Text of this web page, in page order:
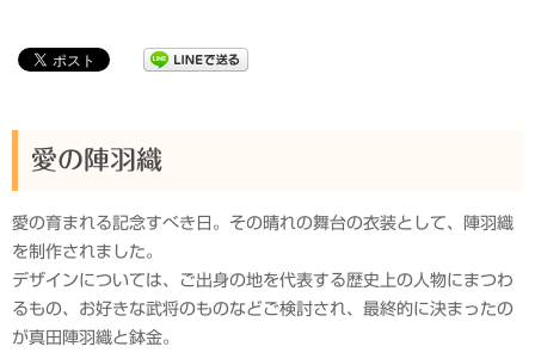
愛の陣羽織
愛の育まれる記念すべき日。その晴れの舞台の衣装として、陣羽織
を制作されました。
デザインについては、ご出身の地を代表する歴史上の人物にまつわ
るもの、お好きな武将のものなどご検討され、最終的に決まったの
が真田陣羽織と鉢金。